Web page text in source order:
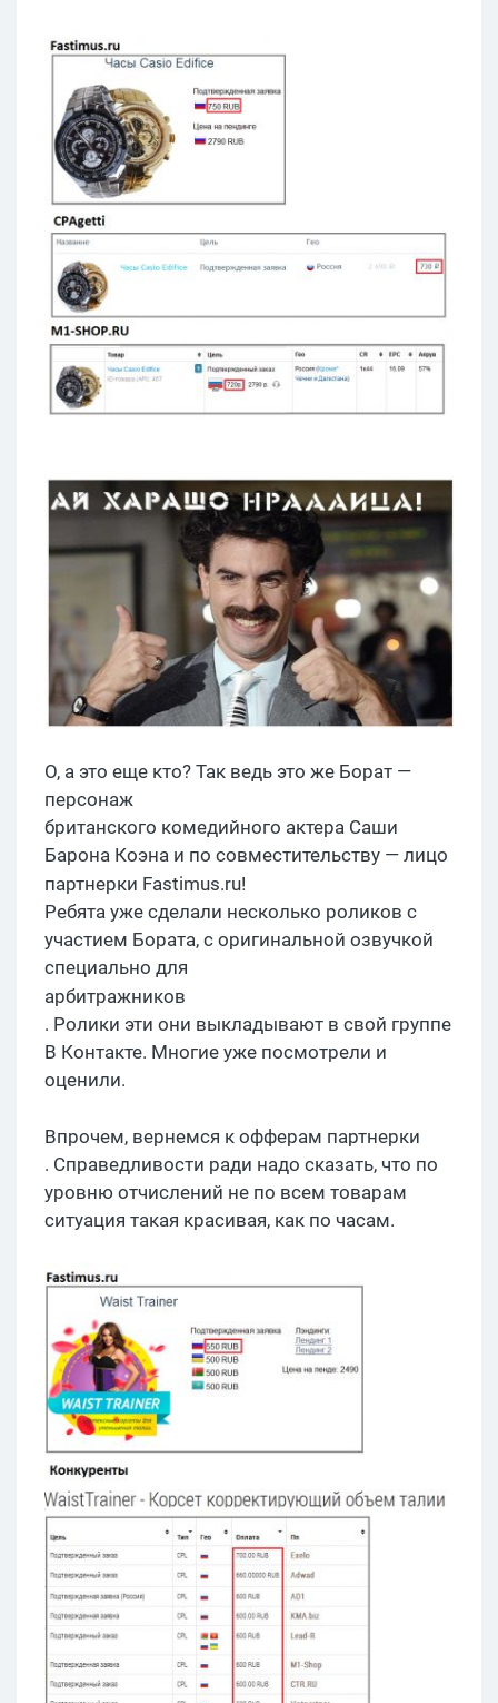
О, а это еще кто? Так ведь это же Борат —
персонаж
британского комедийного актера Саши
Барона Коэна и по совместительству — лицо
партнерки Fastimus.ru!
Ребята уже сделали несколько роликов с
участием Бората, с оригинальной озвучкой
специально для
арбитражников
. Ролики эти они выкладывают в свой группе
В Контакте. Многие уже посмотрели и
оценили.
Впрочем, вернемся к офферам партнерки
. Справедливости ради надо сказать, что по
уровню отчислений не по всем товарам
ситуация такая красивая, как по часам.